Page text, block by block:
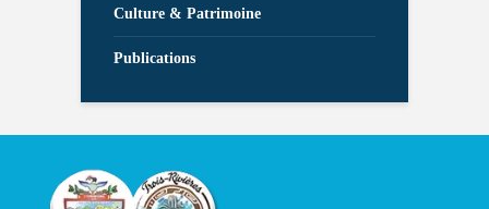
Culture & Patrimoine
Publications